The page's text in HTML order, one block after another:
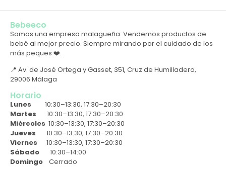
Bebeeco
Somos una empresa malagueña. Vendemos productos de
bebé al mejor precio. Siempre mirando por el cuidado de los
más peques ❤️.
📍 Av. de José Ortega y Gasset, 351, Cruz de Humilladero,
29006 Málaga
Horario
Lunes 10:30–13:30, 17:30–20:30
Martes 10:30–13:30, 17:30–20:30
Miércoles 10:30–13:30, 17:30–20:30
Jueves 10:30–13:30, 17:30–20:30
Viernes 10:30–13:30, 17:30–20:30
Sábado
10:30–14:00
Domingo
Cerrado